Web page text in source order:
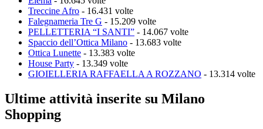
Treccine Afro - 16.431 volte
Falegnameria Tre G - 15.209 volte
PELLETTERIA “I SANTI” - 14.067 volte
Spaccio dell’Ottica Milano - 13.683 volte
Ottica Lunette - 13.383 volte
House Party - 13.349 volte
GIOIELLERIA RAFFAELLA A ROZZANO - 13.314 volte
Ultime attività inserite su Milano
Shopping